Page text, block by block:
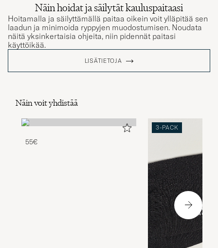
Näin hoidat ja säilytät kauluspaitaasi
Hoitamalla ja säilyttämällä paitaa oikein voit ylläpitää sen
laadun ja minimoida ryppyjen muodostumisen. Noudata
näitä yksinkertaisia ohjeita, niin pidennät paitasi
käyttöikää.
LISÄTIETOJA
Näin voit yhdistää
55€
3-PACK